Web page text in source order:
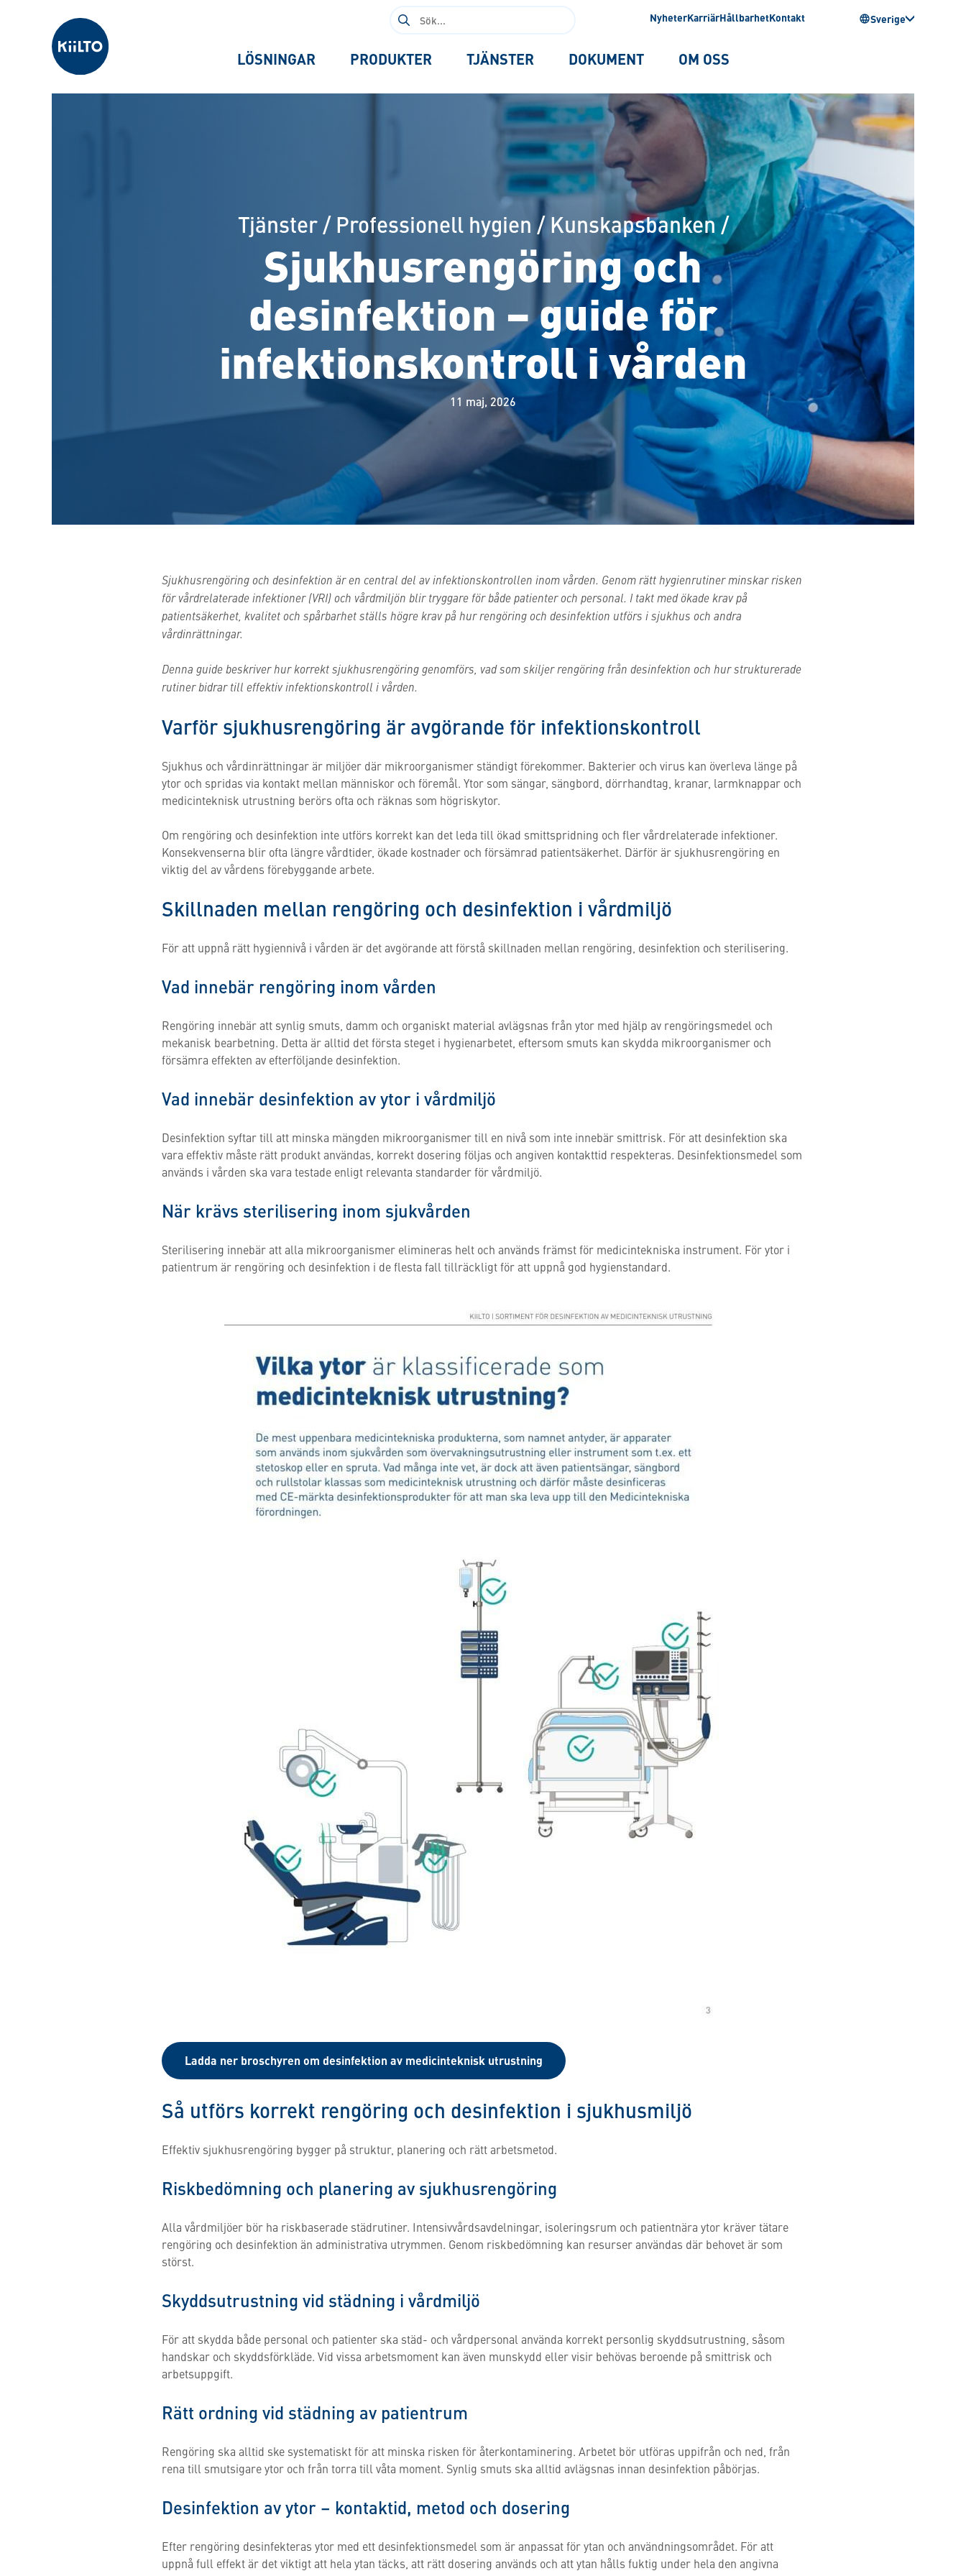
Kiilto Sweden
Sök
efter:
NyheterKarriärHållbarhetKontakt Sverige
LÖSNINGAR PRODUKTER TJÄNSTER DOKUMENT OM OSS
Tjänster/Professionell hygien /Kunskapsbanken/
Sjukhusrengöring och
desinfektion – guide för
infektionskontroll i vården
11 maj, 2026
Sjukhusrengöring och desinfektion är en central del av infektionskontrollen inom vården. Genom rätt hygienrutiner minskar risken
för vårdrelaterade infektioner (VRI) och vårdmiljön blir tryggare för både patienter och personal. I takt med ökade krav på
patientsäkerhet, kvalitet och spårbarhet ställs högre krav på hur rengöring och desinfektion utförs i sjukhus och andra
vårdinrättningar.
Denna guide beskriver hur korrekt sjukhusrengöring genomförs, vad som skiljer rengöring från desinfektion och hur strukturerade
rutiner bidrar till effektiv infektionskontroll i vården.
Varför sjukhusrengöring är avgörande för infektionskontroll
Sjukhus och vårdinrättningar är miljöer där mikroorganismer ständigt förekommer. Bakterier och virus kan överleva länge på
ytor och spridas via kontakt mellan människor och föremål. Ytor som sängar, sängbord, dörrhandtag, kranar, larmknappar och
medicinteknisk utrustning berörs ofta och räknas som högriskytor.
Om rengöring och desinfektion inte utförs korrekt kan det leda till ökad smittspridning och fler vårdrelaterade infektioner.
Konsekvenserna blir ofta längre vårdtider, ökade kostnader och försämrad patientsäkerhet. Därför är sjukhusrengöring en
viktig del av vårdens förebyggande arbete.
Skillnaden mellan rengöring och desinfektion i vårdmiljö
För att uppnå rätt hygiennivå i vården är det avgörande att förstå skillnaden mellan rengöring, desinfektion och sterilisering.
Vad innebär rengöring inom vården
Rengöring innebär att synlig smuts, damm och organiskt material avlägsnas från ytor med hjälp av rengöringsmedel och
mekanisk bearbetning. Detta är alltid det första steget i hygienarbetet, eftersom smuts kan skydda mikroorganismer och
försämra effekten av efterföljande desinfektion.
Vad innebär desinfektion av ytor i vårdmiljö
Desinfektion syftar till att minska mängden mikroorganismer till en nivå som inte innebär smittrisk. För att desinfektion ska
vara effektiv måste rätt produkt användas, korrekt dosering följas och angiven kontakttid respekteras. Desinfektionsmedel som
används i vården ska vara testade enligt relevanta standarder för vårdmiljö.
När krävs sterilisering inom sjukvården
Sterilisering innebär att alla mikroorganismer elimineras helt och används främst för medicintekniska instrument. För ytor i
patientrum är rengöring och desinfektion i de flesta fall tillräckligt för att uppnå god hygienstandard.
Ladda ner broschyren om desinfektion av medicinteknisk utrustning
Så utförs korrekt rengöring och desinfektion i sjukhusmiljö
Effektiv sjukhusrengöring bygger på struktur, planering och rätt arbetsmetod.
Riskbedömning och planering av sjukhusrengöring
Alla vårdmiljöer bör ha riskbaserade städrutiner. Intensivvårdsavdelningar, isoleringsrum och patientnära ytor kräver tätare
rengöring och desinfektion än administrativa utrymmen. Genom riskbedömning kan resurser användas där behovet är som
störst.
Skyddsutrustning vid städning i vårdmiljö
För att skydda både personal och patienter ska städ- och vårdpersonal använda korrekt personlig skyddsutrustning, såsom
handskar och skyddsförkläde. Vid vissa arbetsmoment kan även munskydd eller visir behövas beroende på smittrisk och
arbetsuppgift.
Rätt ordning vid städning av patientrum
Rengöring ska alltid ske systematiskt för att minska risken för återkontaminering. Arbetet bör utföras uppifrån och ned, från
rena till smutsigare ytor och från torra till våta moment. Synlig smuts ska alltid avlägsnas innan desinfektion påbörjas.
Desinfektion av ytor – kontaktid, metod och dosering
Efter rengöring desinfekteras ytor med ett desinfektionsmedel som är anpassat för ytan och användningsområdet. För att
uppnå full effekt är det viktigt att hela ytan täcks, att rätt dosering används och att ytan hålls fuktig under hela den angivna